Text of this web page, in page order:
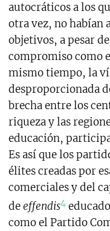
autocráticos a los
otra vez, no habían
objetivos, a pesar
compromiso como
mismo tiempo, la
desproporcionada
brecha entre los
riqueza y las
educación,
Es así que los
élites creadas por
comerciales y del
deeffendis4
como el Partido